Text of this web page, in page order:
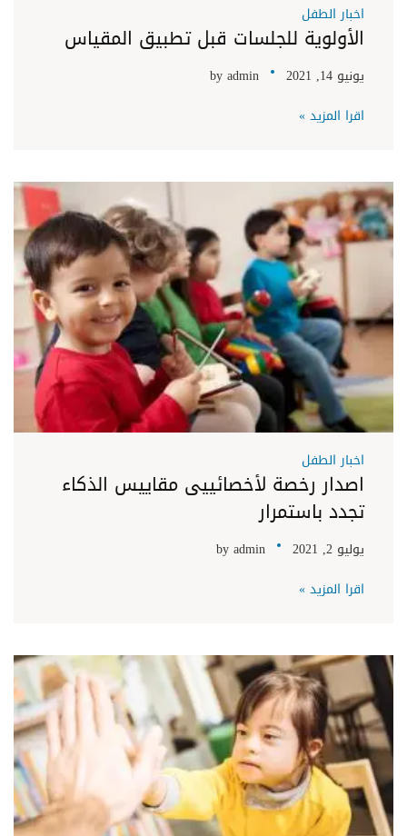
اخبار الطفل
الأولوية للجلسات قبل تطبيق المقياس
يونيو 14, 2021 byadmin
اقرا المزيد »
اخبار الطفل
اصدار رخصة لأخصائييى مقاييس الذكاء
تجدد باستمرار
يوليو 2, 2021 byadmin
اقرا المزيد »